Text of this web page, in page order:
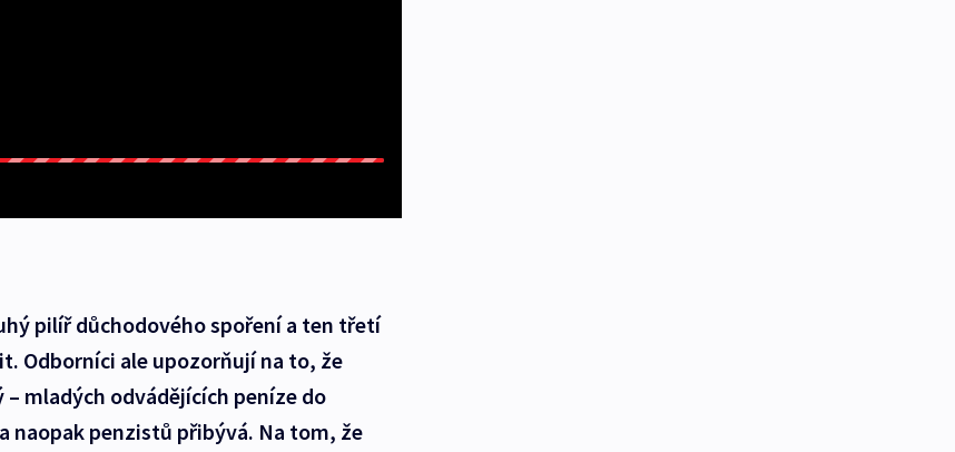
pilíř důchodového spoření a ten třetí
Odborníci ale upozorňují na to, že
mladých odvádějících peníze do
naopak penzistů přibývá. Na tom, že